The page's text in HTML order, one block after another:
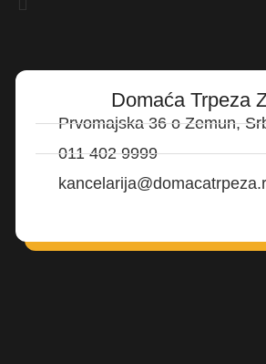
Domaća Trpeza
Prvomajska 36 o Zemun,
011 402 9999